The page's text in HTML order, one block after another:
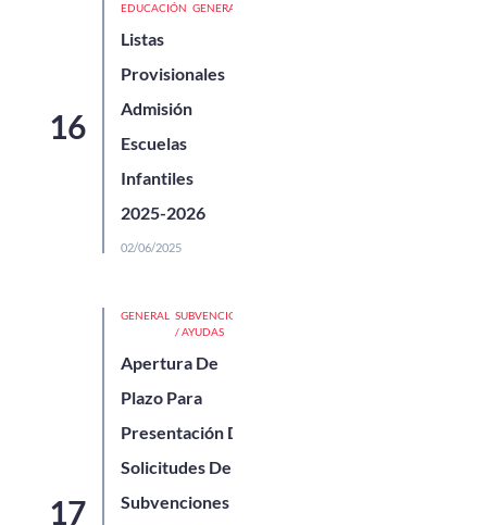
EDUCACIÓN GENERAL
Listas
Provisionales
Admisión
Escuelas
Infantiles
2025-2026
02/06/2025
GENERAL
SUBVENCIONES
/ AYUDAS
Apertura De
Plazo Para
Presentación De
Solicitudes De
Subvenciones